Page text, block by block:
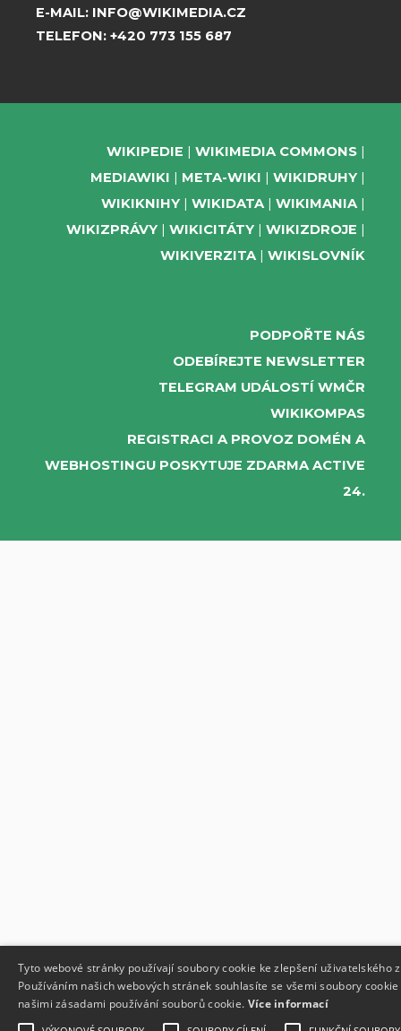
E-MAIL: INFO@WIKIMEDIA.CZ
TELEFON: +420 773 155 687
WIKIPEDIE
WIKIMEDIA COMMONS
MEDIAWIKI
META-WIKI
WIKIDRUHY
WIKIKNIHY
WIKIDATA
WIKIMANIA
WIKIZPRÁVY
WIKICITÁTY
WIKIZDROJE
WIKIVERZITA
WIKISLOVNÍK
PODPOŘTE NÁS
ODEBÍREJTE NEWSLETTER
TELEGRAM UDÁLOSTÍ WMČR
WIKIKOMPAS
REGISTRACI A PROVOZ DOMÉN A
WEBHOSTINGU POSKYTUJE ZDARMA ACTIVE
24.
Tyto webové stránky používají soubory cookie ke zlepšení uživatelského
Používáním našich webových stránek souhlasíte se všemi soubory
našimi zásadami používání souborů cookie. Více informací